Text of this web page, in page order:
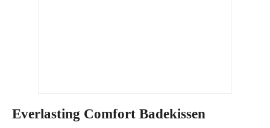
Everlasting Comfort Badekissen